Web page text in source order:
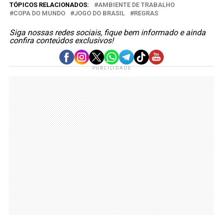
TÓPICOS RELACIONADOS:
AMBIENTE DE TRABALHO
COPA DO MUNDO
JOGO DO BRASIL REGRAS
Siga nossas redes sociais, fique bem informado e ainda
confira conteúdos exclusivos!
PUBLICIDADE